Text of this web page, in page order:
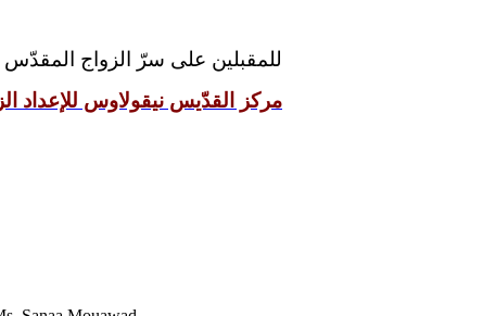
للمقبلين على سرّ الزواج
مركز القدّيس نيقولاوس للإعداد